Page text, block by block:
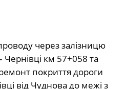
через залізницю
км 57+058 та
покриття дороги
від Чуднова до межі з